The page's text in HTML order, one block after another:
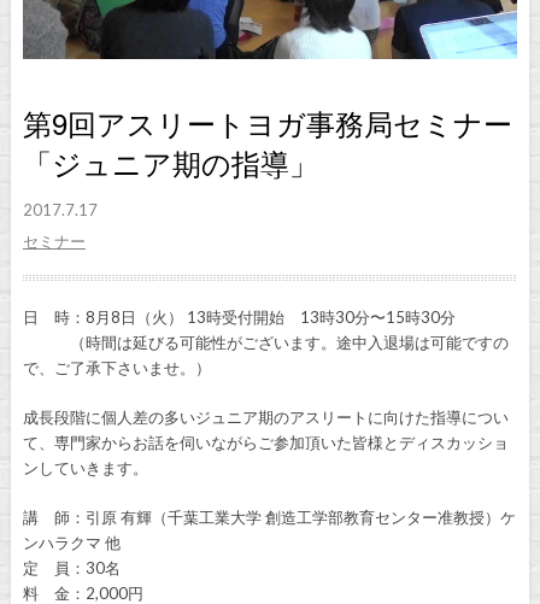
第9回アスリートヨガ事務局セミナー
「ジュニア期の指導」
2017.7.17
セミナー
日 時：8月8日（火） 13時受付開始 13時30分〜15時30分
（時間は延びる可能性がございます。途中入退場は可能ですの
で、ご了承下さいませ。）
成長段階に個人差の多いジュニア期のアスリートに向けた指導につい
て、専門家からお話を伺いながらご参加頂いた皆様とディスカッショ
ンしていきます。
講 師：引原 有輝（千葉工業大学 創造工学部教育センター准教授）ケ
ンハラクマ 他
定 員：30名
料 金：2,000円